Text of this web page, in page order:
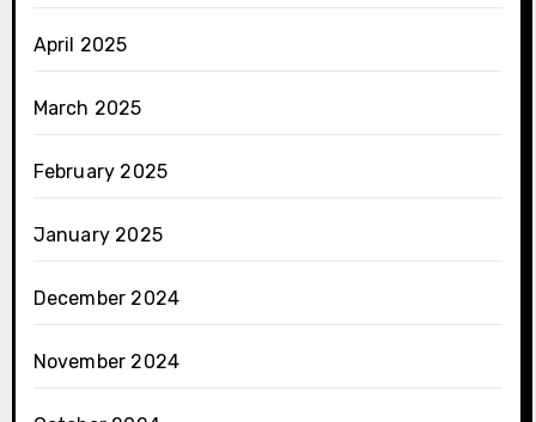
April 2025
March 2025
February 2025
January 2025
December 2024
November 2024